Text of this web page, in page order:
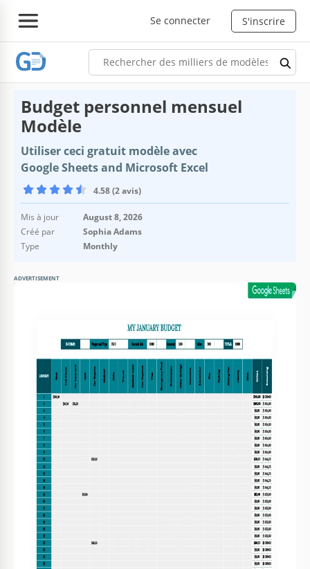
Se connecter S'inscrire
Budget personnel mensuel
Modèle
Utiliser ceci gratuit modèle avec
Google Sheets and Microsoft Excel
4.58 (2 avis)
Mis à jour
August 8, 2026
Créé par
Sophia Adams
Type
Monthly
ADVERTISEMENT